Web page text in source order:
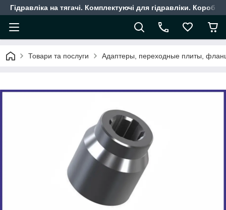
Гідравліка на тягачі. Комплектуючі для гідравліки.
Товари та послуги Адаптеры, переходные плиты,